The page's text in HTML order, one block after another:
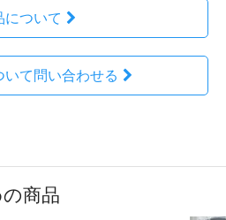
について
いて問い合わせる
商品